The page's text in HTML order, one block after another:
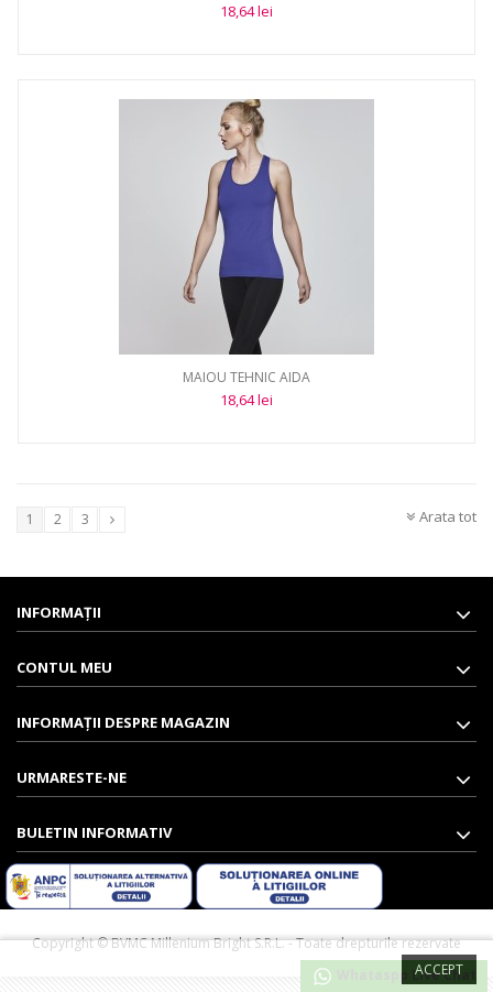
18,64 lei
MAIOU TEHNIC AIDA
18,64 lei
Arata tot
1 2 3
INFORMAŢII
CONTUL MEU
INFORMAȚII DESPRE MAGAZIN
URMARESTE-NE
BULETIN INFORMATIV
Whataspp Live Chat
Copyright ©️ BVMC Millenium Bright S.R.L. - Toate drepturile rezervate
ACCEPT